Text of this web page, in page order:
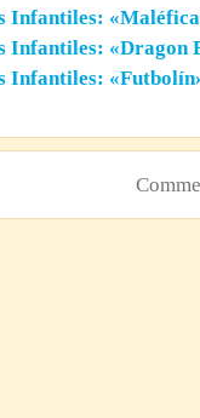
Infantiles:
Infantiles: «Dragon
Infantiles: